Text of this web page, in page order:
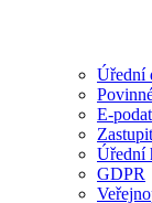
Úřední
E-
Úřední
GDPR